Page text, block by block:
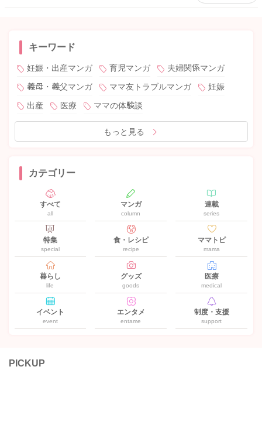
キーワード
妊娠・出産マンガ 育児マンガ
夫婦関係マンガ
義母・義父マンガ
ママ友トラブルマンガ
妊娠
出産
医療 ママの体験談
もっと見る
カテゴリー
すべて
all
マンガ
column
連載
series
特集
special
食・レシピ
recipe
ママトピ
mama
暮らし
life
グッズ
goods
医療
medical
イベント
event
エンタメ
entame
制度・支援
support
PICKUP